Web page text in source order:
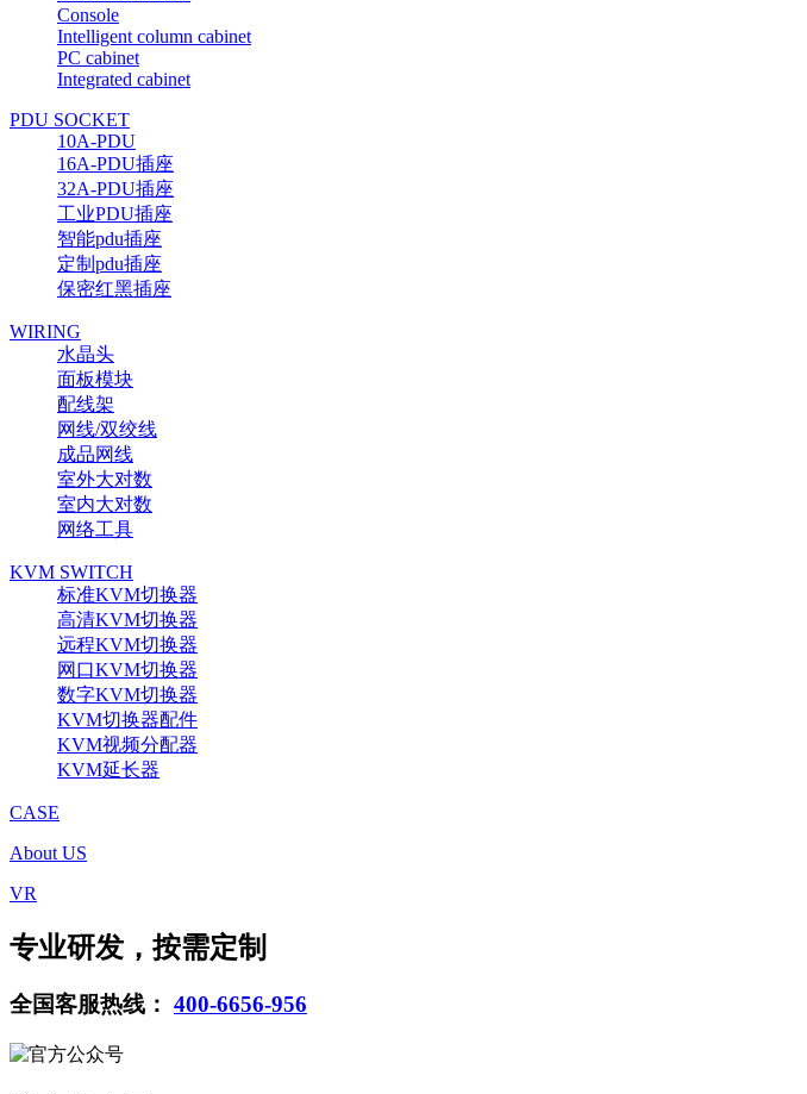
Console
Intelligent column cabinet
PC cabinet
Integrated cabinet
PDU SOCKET
10A-PDU
16A-PDU插座
32A-PDU插座
工业PDU插座
智能pdu插座
定制pdu插座
保密红黑插座
WIRING
水晶头
面板模块
配线架
网线/双绞线
成品网线
室外大对数
室内大对数
网络工具
KVM SWITCH
标准KVM切换器
高清KVM切换器
远程KVM切换器
网口KVM切换器
数字KVM切换器
KVM切换器配件
KVM视频分配器
KVM延长器
CASE
About US
VR
专业研发，按需定制
全国客服热线： 400-6656-956